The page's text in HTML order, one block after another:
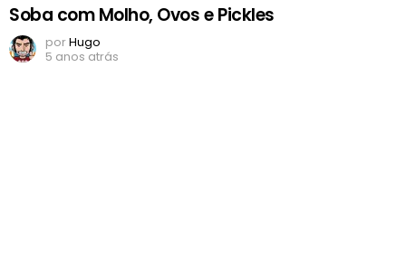
Soba com Molho, Ovos e Pickles
porHugo
5 anos atrás